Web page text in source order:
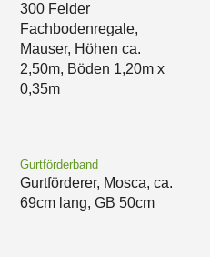
300 Felder
Fachbodenregale,
Mauser, Höhen ca.
2,50m, Böden 1,20m x
0,35m
Gurtförderband
Gurtförderer, Mosca, ca.
69cm lang, GB 50cm